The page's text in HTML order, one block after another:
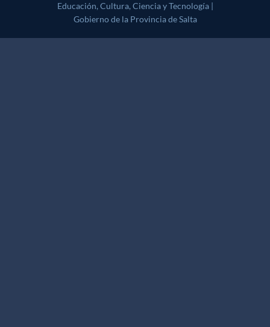
Tecnología | Gobierno de la Provincia de Salta|CoverNews
themes.